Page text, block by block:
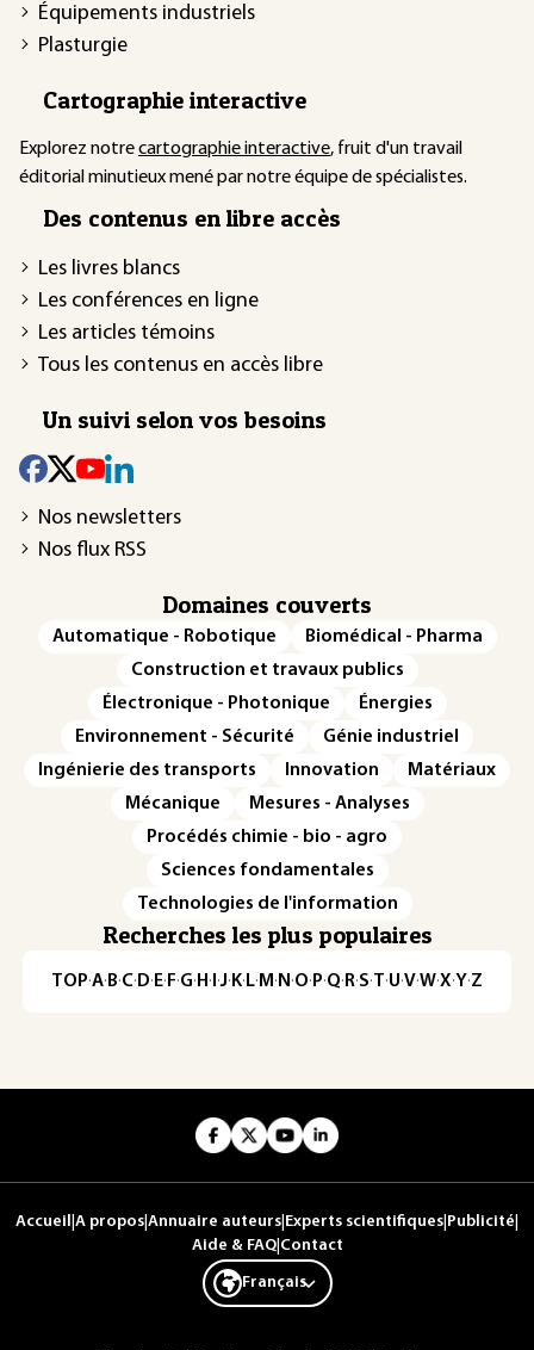
Équipements industriels
Plasturgie
Cartographie interactive
Explorez notrecartographie interactive, fruit d'un travail
éditorial minutieux mené par notre équipe de spécialistes.
Des contenus en libre accès
Les livres blancs
Les conférences en ligne
Les articles témoins
Tous les contenus en accès libre
Un suivi selon vos besoins
Nos newsletters
Nos flux RSS
Domaines couverts
Automatique - Robotique
Biomédical - Pharma
Construction et travaux publics
Électronique - Photonique
Énergies
Environnement - Sécurité
Génie industriel
Ingénierie des transports
Innovation
Matériaux
Mécanique
Mesures - Analyses
Procédés chimie - bio - agro
Sciences fondamentales
Technologies de l'information
Recherches les plus populaires
TOP·A·B·C· D· E· F·G· H · ·J· K· L· M · N ·O· P·Q· R·S·T·U·V·W·X·Y·Z
Accueil A propos Annuaire auteurs Experts scientifiques Publicité
Aide & FAQ| Contact
Français